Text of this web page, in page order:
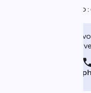
Labellisé Accueil
Cet établissement
leur site pour